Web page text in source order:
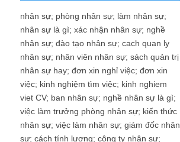
nhân sự; phòng nhân sự; làm nhân sự;
nhân sự là gì; xác nhận nhân sự; nghề
nhân sự; đào tạo nhân sự; cach quan ly
nhân sự; nhân viên nhân sự; sách quản trị
nhân sự hay; đơn xin nghỉ việc; đơn xin
việc; kinh nghiệm tìm việc; kinh nghiem
viet CV; ban nhân sự; nghề nhân sự là gì;
việc làm trưởng phòng nhân sự; kiến thức
nhân sự; việc làm nhân sự; giám đốc nhân
sự; cách tính lương; công ty nhân sự;